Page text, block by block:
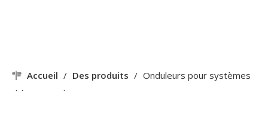
Accueil / Des produits / Onduleurs pour systèmes
d’énergie solaire